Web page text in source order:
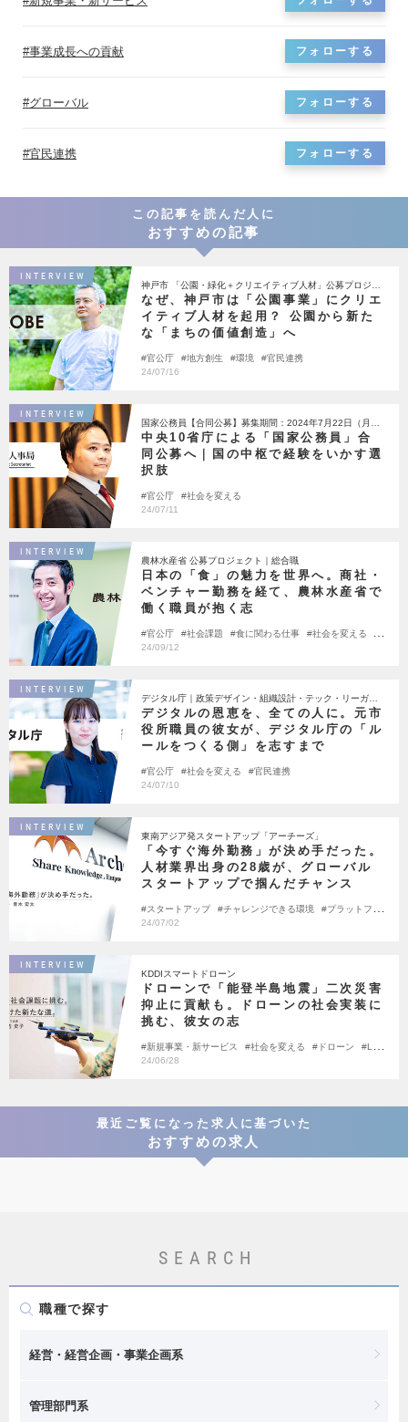
事業成長への貢献 フォローする
グローバル フォローする
官民連携 フォローする
この記事を読んだ人に
おすすめの記事
INTERVIEW
神戸市 「公園・緑化＋クリエイティブ人材」公募プロジェ
クト
なぜ、神戸市は「公園事業」にクリエ
イティブ人材を起用？ 公園から新た
な「まちの価値創造」へ
官公庁 地方創生 環境
官民連携
24/07/16
INTERVIEW
国家公務員【合同公募】募集期間：2024年7月22日（月）
～8月13日（火）
中央10省庁による「国家公務員」合
同公募へ｜国の中枢で経験をいかす選
択肢
官公庁
社会を変える
24/07/11
INTERVIEW
農林水産省 公募プロジェクト｜総合職
日本の「食」の魅力を世界へ。商社・
ベンチャー勤務を経て、農林水産省で
働く職員が抱く志
官公庁 社会課題 食に関わる仕事
社会を変える
農業
24/09/12
INTERVIEW
デジタル庁｜政策デザイン・組織設計・テック・リーガル
「4領域」で初公募
デジタルの恩恵を、全ての人に。元市
役所職員の彼女が、デジタル庁の「ル
ールをつくる側」を志すまで
官公庁 社会を変える
官民連携
24/07/10
INTERVIEW
東南アジア発スタートアップ「アーチーズ」
「今すぐ海外勤務」が決め手だった。
人材業界出身の28歳が、グローバル
スタートアップで掴んだチャンス
スタートアップ チャレンジできる環境
プラットフォ
ーム
20代活躍
24/07/02
INTERVIEW
KDDIスマートドローン
ドローンで「能登半島地震」二次災害
抑止に貢献も。ドローンの社会実装に
挑む、彼女の志
新規事業・新サービス 社会を変える ドローン
Lea
ding Women
24/06/28
最近ご覧になった求人に基づいた
おすすめの求人
SEARCH
職種で探す
経営・経営企画・事業企画系
管理部門系